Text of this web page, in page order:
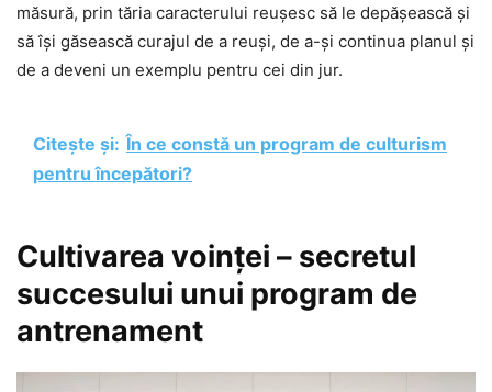
măsură, prin tăria caracterului reușesc să le depășească și
să își găsească curajul de a reuși, de a-și continua planul și
de a deveni un exemplu pentru cei din jur.
Citește și: În ce constă un program de culturism
pentru începători?
Cultivarea voinței – secretul
succesului unui program de
antrenament